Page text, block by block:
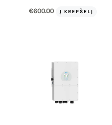
€600.00 Į KREPŠELĮ